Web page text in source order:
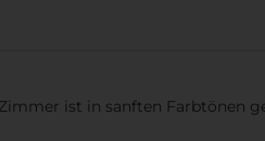
ist in sanften Farbtönen